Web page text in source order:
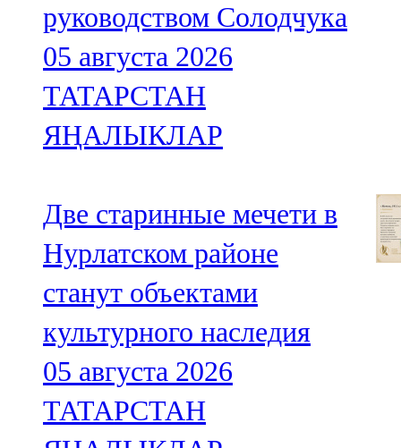
руководством Солодчука
05 августа 2026
ТАТАРСТАН
ЯҢАЛЫКЛАР
Две старинные мечети в
Нурлатском районе
станут объектами
культурного наследия
05 августа 2026
ТАТАРСТАН